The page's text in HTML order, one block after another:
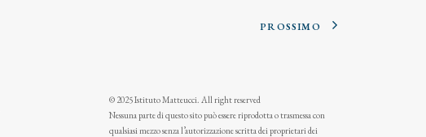
PROSSIMO
© 2025 Istituto Matteucci. All right reserved
Nessuna parte di questo sito può essere riprodotta o trasmessa con
qualsiasi mezzo senza l’autorizzazione scritta dei proprietari dei